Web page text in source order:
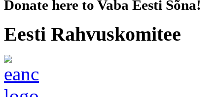
Donate here to Vaba Eesti Sõna!
Eesti Rahvuskomitee